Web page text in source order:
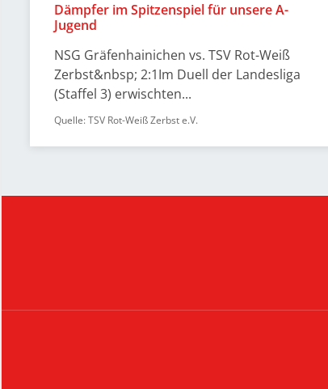
Dämpfer im Spitzenspiel für unsere A-
Jugend
NSG Gräfenhainichen vs. TSV Rot-Weiß
Zerbst&nbsp; 2:1Im Duell der Landesliga
(Staffel 3) erwischten...
Quelle: TSV Rot-Weiß Zerbst e.V.